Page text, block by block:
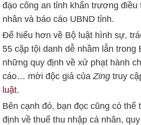
đạo công an tỉnh khẩn trương điều
nhân và báo cáo UBND tỉnh.
Để hiểu hơn về Bộ luật hình sự,
55 cặp tội danh dễ nhầm lẫn trong
những quy định về xử phạt hành
cáo… mời độc giả củaZing truy
luật.
Bên cạnh đó, bạn đọc cũng có thể
định về thuế thu nhập cá nhân,